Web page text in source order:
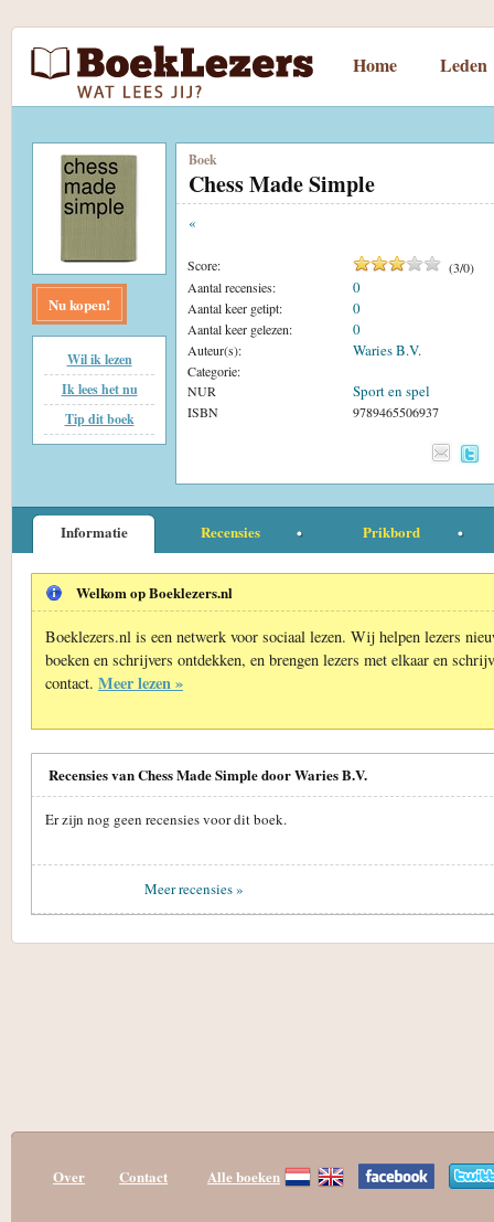
Home Leden
Nu kopen!
Wil ik lezen
Ik lees het nu
Tip dit boek
Boek
Chess Made Simple
«
Score: (3/0)
Aantal recensies:
0
Aantal keer getipt: 0
Aantal keer gelezen: 0
Auteur(s): Waries B.V.
Categorie:
NUR
Sport en spel
ISBN 9789465506937
Informatie Recensies Prikbord
Welkom op Boeklezers.nl
Boeklezers.nl is een netwerk voor sociaal lezen. Wij helpen lezers
boeken en schrijvers ontdekken, en brengen lezers met elkaar en
contact. Meer lezen »
Recensies van Chess Made Simple door Waries B.V.
Er zijn nog geen recensies voor dit boek.
Meer recensies »
Over Contact Alle boeken